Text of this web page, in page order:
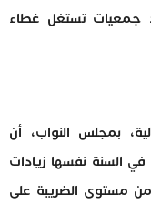
جمعيات تستغل غطاء
بمجلس النواب، أن
السنة نفسها زيادات
مستوى الضريبة على